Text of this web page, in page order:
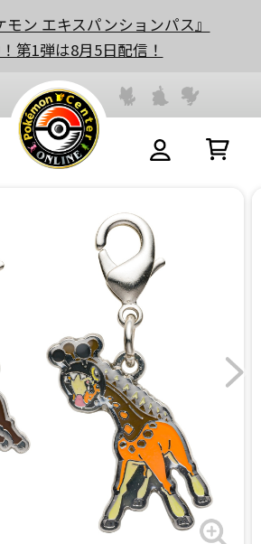
モン エキスパンションパス』
第1弾は8月5日配信！